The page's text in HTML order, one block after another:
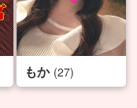
もか (27)